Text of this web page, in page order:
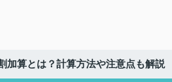
加算とは？計算方法や注意点も解説